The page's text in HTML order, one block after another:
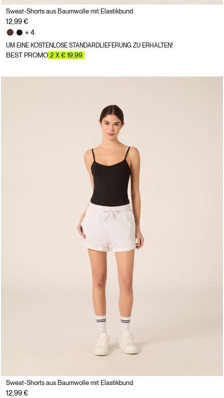
Sweat-Shorts aus Baumwolle mit Elastikbund
12,99 €
+ 4
UM EINE KOSTENLOSE STANDARDLIEFERUNG ZU ERHALTEN!
BEST PROMO 2 X € 19,99
Sweat-Shorts aus Baumwolle mit Elastikbund
12,99 €